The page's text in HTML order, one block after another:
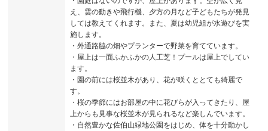
え、雲の動きや飛行機、夕方の月など子どもたちが発見
しては教えてくれます。また、夏は幼児組が水遊びを実
施します。
・外通路脇の畑やプランターで野菜を育てています。
・屋上は一面ふかふかの人工芝！プールは屋上でしてい
ます。
・園の前には桜並木があり、花が咲くととても綺麗で
す。
・桜の季節にはお部屋の中に花びらが入ってきたり、屋
上からも見事な桜並木が見られるなど楽しんでいます。
・自然豊かな佐伯山緑地公園をはじめ、体を十分動かし